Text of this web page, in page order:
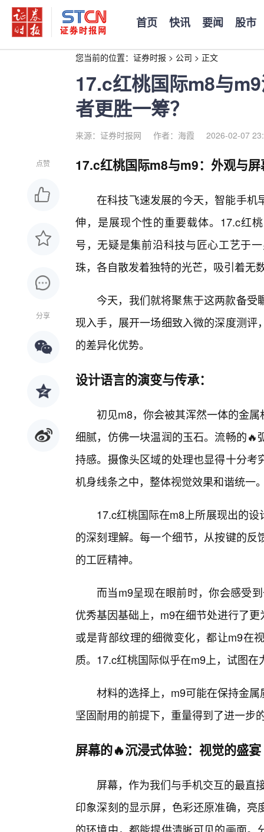
首页 快讯 要闻 股市
您当前的位置： 证券时报 > 公司 > 正文
17.c红桃国际m8与
者更胜一筹？
来源：证券时报网 作者：海霞 2026-02-07
点赞
分享
17.c红桃国际m8与m9：外观与
在科技飞速发展的今天，智能手机
伸，是展现个性的重要载体。17.c红
号，无疑是集前沿科技与匠心工艺于
珠，各自散发着独特的光芒，吸引着无
今天，我们就将聚焦于这两款备受
现入手，展开一场细致入微的深度测
的差异化优势。
设计语言的演变与传承：
初见m8，你会被其浑然一体的金
细腻，仿佛一块温润的玉石。流畅的
持感。摄像头区域的处理也显得十分
机身线条之中，整体视觉效果和谐统一
17.c红桃国际在m8上所展现出的
的深刻理解。每一个细节，从按键的
的工匠精神。
而当m9呈现在眼前时，你会感受
优秀基因基础上，m9在细节处进行了
或是背部纹理的细微变化，都让m9在
质。17.c红桃国际似乎在m9上，试图
材料的选择上，m9可能在保持金
坚固耐用的前提下，重量得到了进一步
屏幕的🔥沉浸式体验：视觉的盛宴
屏幕，作为我们与手机交互的最直
印象深刻的显示屏，色彩还原准确，